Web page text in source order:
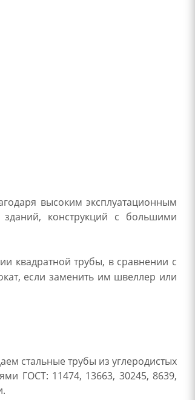
высоким эксплуатационным
зданий, конструкций с большими
квадратной трубы, в сравнении с
если заменить им швеллер или
стальные трубы из углеродистых
ГОСТ: 11474, 13663, 30245, 8639,